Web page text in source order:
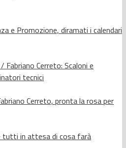
e Promozione, diramati i calendari
Fabriano Cerreto: Scaloni e
tecnici
Cerreto, pronta la rosa per
tutti in attesa di cosa farà